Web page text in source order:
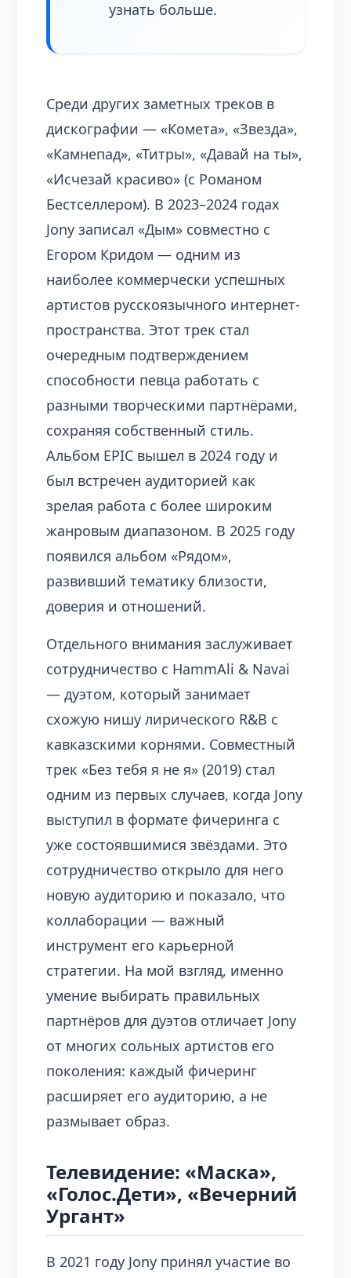
узнать больше.
Среди других заметных треков в
дискографии — «Комета», «Звезда»,
«Камнепад», «Титры», «Давай на ты»,
«Исчезай красиво» (с Романом
Бестселлером). В 2023–2024 годах
Jony записал «Дым» совместно с
Егором Кридом — одним из
наиболее коммерчески успешных
артистов русскоязычного интернет-
пространства. Этот трек стал
очередным подтверждением
способности певца работать с
разными творческими партнёрами,
сохраняя собственный стиль.
Альбом EPIC вышел в 2024 году и
был встречен аудиторией как
зрелая работа с более широким
жанровым диапазоном. В 2025 году
появился альбом «Рядом»,
развивший тематику близости,
доверия и отношений.
Отдельного внимания заслуживает
сотрудничество с HammAli & Navai
— дуэтом, который занимает
схожую нишу лирического R&B с
кавказскими корнями. Совместный
трек «Без тебя я не я» (2019) стал
одним из первых случаев, когда Jony
выступил в формате фичеринга с
уже состоявшимися звёздами. Это
сотрудничество открыло для него
новую аудиторию и показало, что
коллаборации — важный
инструмент его карьерной
стратегии. На мой взгляд, именно
умение выбирать правильных
партнёров для дуэтов отличает Jony
от многих сольных артистов его
поколения: каждый фичеринг
расширяет его аудиторию, а не
размывает образ.
Телевидение: «Маска»,
«Голос.Дети», «Вечерний
Ургант»
В 2021 году Jony принял участие во